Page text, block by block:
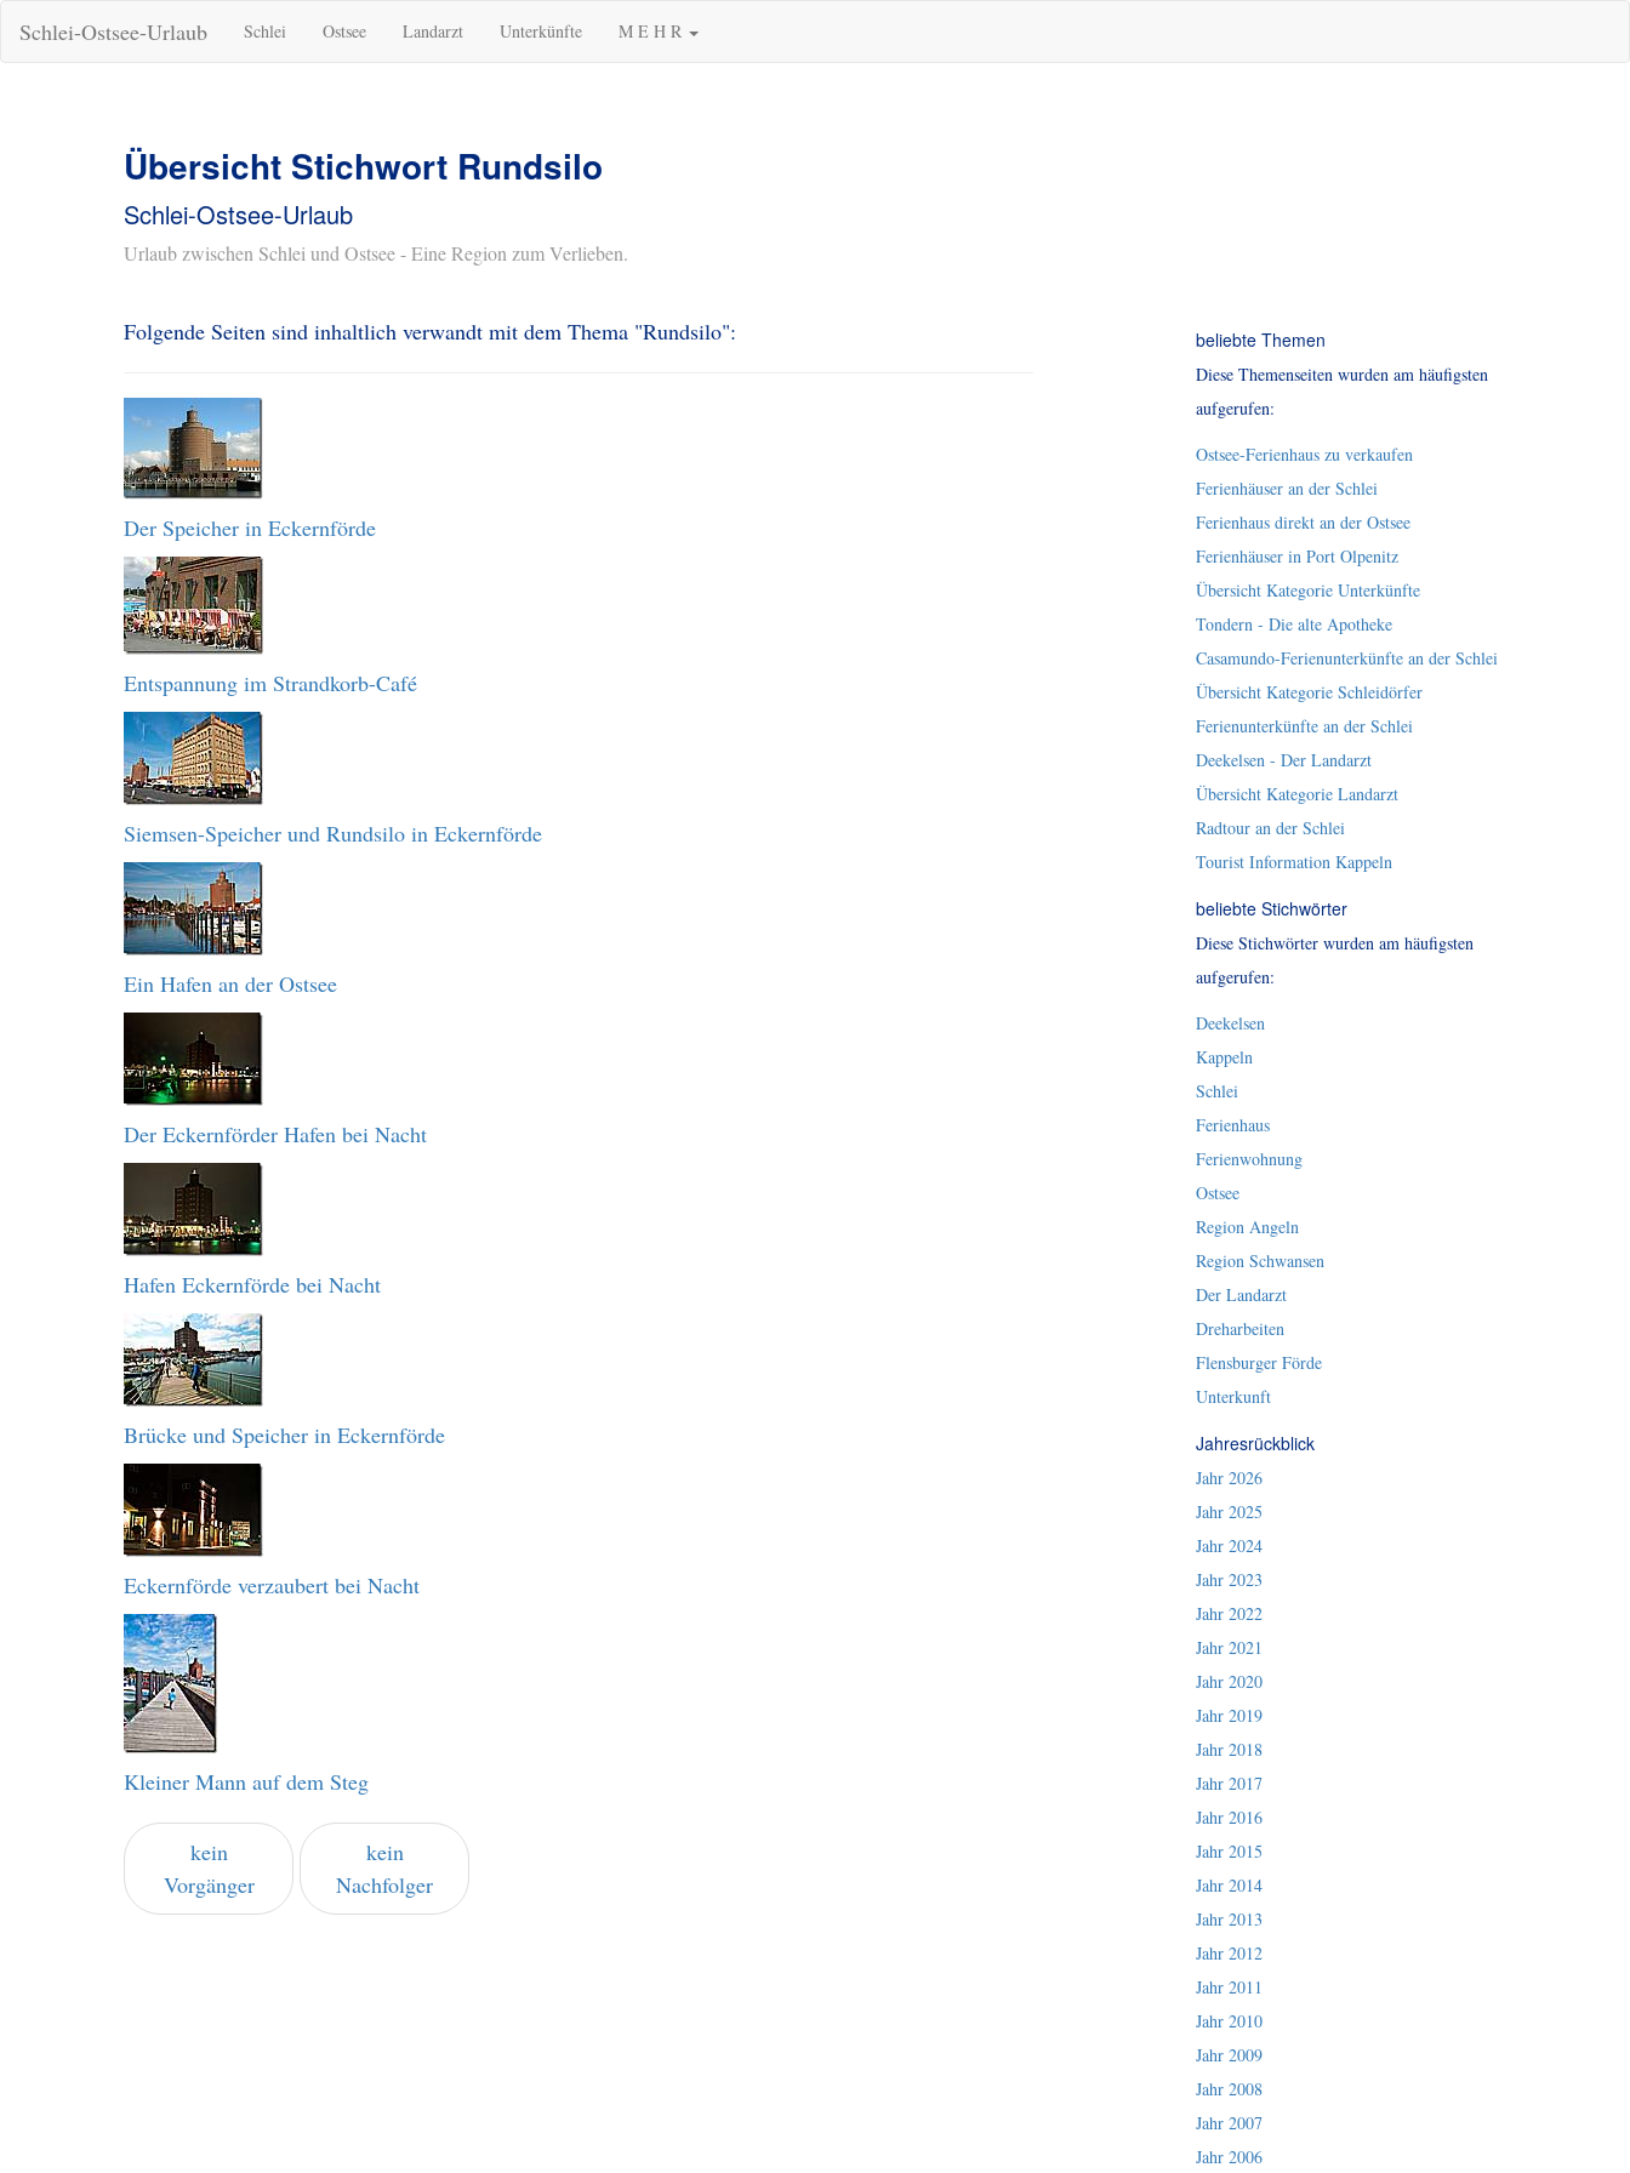
Schlei-Ostsee-Urlaub Schlei Ostsee Landarzt Unterkünfte M E H R
Übersicht Stichwort Rundsilo
Schlei-Ostsee-Urlaub
Urlaub zwischen Schlei und Ostsee - Eine Region zum Verlieben.
Folgende Seiten sind inhaltlich verwandt mit dem Thema "Rundsilo":
Der Speicher in Eckernförde
Entspannung im Strandkorb-Café
Siemsen-Speicher und Rundsilo in Eckernförde
Ein Hafen an der Ostsee
Der Eckernförder Hafen bei Nacht
Hafen Eckernförde bei Nacht
Brücke und Speicher in Eckernförde
Eckernförde verzaubert bei Nacht
Kleiner Mann auf dem Steg
kein
Vorgänger
kein
Nachfolger
beliebte Themen
Diese Themenseiten wurden am häufigsten
aufgerufen:
Ostsee-Ferienhaus zu verkaufen
Ferienhäuser an der Schlei
Ferienhaus direkt an der Ostsee
Ferienhäuser in Port Olpenitz
Übersicht Kategorie Unterkünfte
Tondern - Die alte Apotheke
Casamundo-Ferienunterkünfte an der Schlei
Übersicht Kategorie Schleidörfer
Ferienunterkünfte an der Schlei
Deekelsen - Der Landarzt
Übersicht Kategorie Landarzt
Radtour an der Schlei
Tourist Information Kappeln
beliebte Stichwörter
Diese Stichwörter wurden am häufigsten
aufgerufen:
Deekelsen
Kappeln
Schlei
Ferienhaus
Ferienwohnung
Ostsee
Region Angeln
Region Schwansen
Der Landarzt
Dreharbeiten
Flensburger Förde
Unterkunft
Jahresrückblick
Jahr 2026
Jahr 2025
Jahr 2024
Jahr 2023
Jahr 2022
Jahr 2021
Jahr 2020
Jahr 2019
Jahr 2018
Jahr 2017
Jahr 2016
Jahr 2015
Jahr 2014
Jahr 2013
Jahr 2012
Jahr 2011
Jahr 2010
Jahr 2009
Jahr 2008
Jahr 2007
Jahr 2006